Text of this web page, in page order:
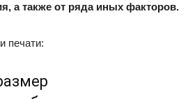
а также от ряда иных факторов.
печати: